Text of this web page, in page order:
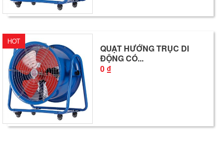
HOT
QUẠT HƯỚNG TRỤC DI
ĐỘNG CÓ...
0 ₫